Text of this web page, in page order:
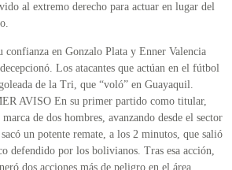
al extremo derecho para actuar en lugar del
en Gonzalo Plata y Enner Valencia
Los atacantes que actúan en el fútbol
de la Tri, que “voló” en Guayaquil.
AVISO En su primer partido como titular,
de dos hombres, avanzando desde el sector
un potente remate, a los 2 minutos, que salió
defendido por los bolivianos. Tras esa acción,
dos acciones más de peligro en el área